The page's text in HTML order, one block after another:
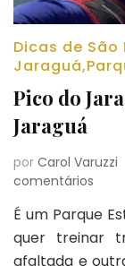
Dicas de São
Jaraguá,
Pico do
Jaraguá
por Carol Varuzzi
comentários
do
–
É um Parque
quer treinar
afaltada e